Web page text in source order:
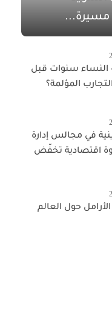
مسيرة...
النساء سنوات قبل
المؤلمة؟
في مجالس إدارة
اقتصادية تخفّض
حول العالم